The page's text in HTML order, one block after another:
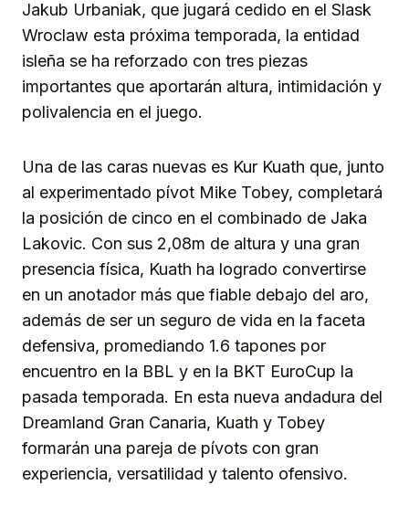
Jakub Urbaniak, que jugará cedido en el Slask
Wroclaw esta próxima temporada, la entidad
isleña se ha reforzado con tres piezas
importantes que aportarán altura, intimidación y
polivalencia en el juego.
Una de las caras nuevas es Kur Kuath que, junto
al experimentado pívot Mike Tobey, completará
la posición de cinco en el combinado de Jaka
Lakovic. Con sus 2,08m de altura y una gran
presencia física, Kuath ha logrado convertirse
en un anotador más que fiable debajo del aro,
además de ser un seguro de vida en la faceta
defensiva, promediando 1.6 tapones por
encuentro en la BBL y en la BKT EuroCup la
pasada temporada. En esta nueva andadura del
Dreamland Gran Canaria, Kuath y Tobey
formarán una pareja de pívots con gran
experiencia, versatilidad y talento ofensivo.